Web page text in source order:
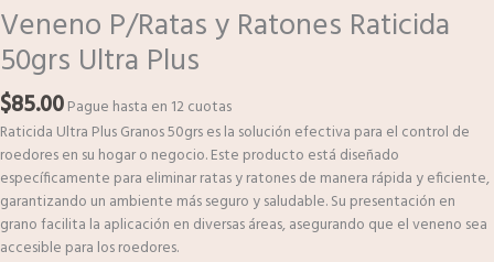
Veneno P/Ratas y Ratones Raticida
50grs Ultra Plus
$85.00Pague hasta en 12 cuotas
Raticida Ultra Plus Granos 50grs es la solución efectiva para el control de
roedores en su hogar o negocio. Este producto está diseñado
específicamente para eliminar ratas y ratones de manera rápida y eficiente,
garantizando un ambiente más seguro y saludable. Su presentación en
grano facilita la aplicación en diversas áreas, asegurando que el veneno sea
accesible para los roedores.